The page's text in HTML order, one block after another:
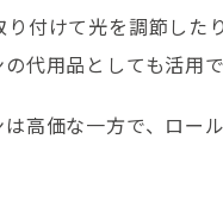
付けて光を調節した
代用品としても活用で
高価な一方で、ロー